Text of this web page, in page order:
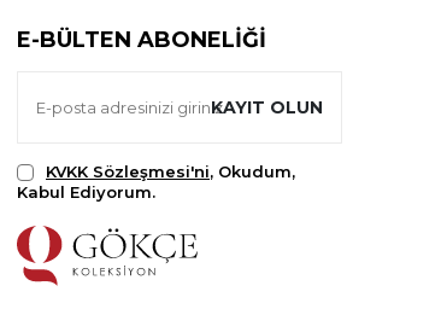
E-BÜLTEN ABONELIĞI
KAYIT OLUN
KVKK Sözleşmesi'ni, Okudum,
Kabul Ediyorum.